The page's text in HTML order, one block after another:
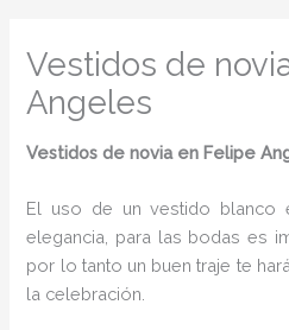
Vestidos de
Angeles
Vestidos de novia en Felipe
El uso de un vestido
elegancia, para las bodas es
por lo tanto un buen traje te
la celebración.